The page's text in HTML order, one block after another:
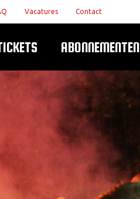
Vacatures Contact
ABONNEMENTEN